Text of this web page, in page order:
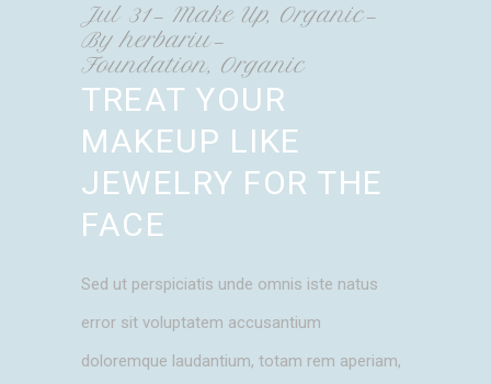
Jul 31 Make Up, Organic
Byherbariu
Foundation, Organic
TREAT YOUR
MAKEUP LIKE
JEWELRY FOR THE
FACE
Sed ut perspiciatis unde omnis iste natus
error sit voluptatem accusantium
doloremque laudantium, totam rem aperiam,